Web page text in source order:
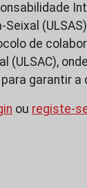
Seixal
de
(ULSAC),
garantir
ou registe-